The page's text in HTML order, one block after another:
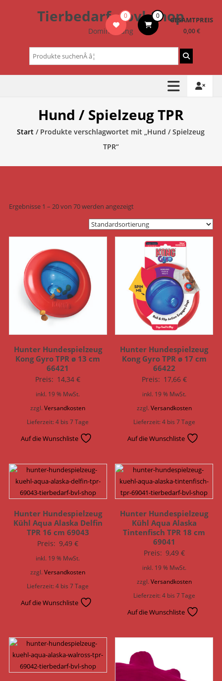
Tierbedarf – bvl-Shop
Dominik Lang
0 0 GESAMTPREIS
0,00 €
Suchen
nach:
Hund / Spielzeug TPR
Start / Produkte verschlagwortet mit „Hund / Spielzeug
TPR“
Ergebnisse 1 – 20 von 70 werden angezeigt
Hunter Hundespielzeug
Kong Gyro TPR ø 13 cm
66421
Preis: 14,34€
inkl. 19 % MwSt.
zzgl.Versandkosten
Lieferzeit:4 bis 7 Tage
Auf die Wunschliste
Hunter Hundespielzeug
Kong Gyro TPR ø 17 cm
66422
Preis: 17,66 €
inkl. 19 % MwSt.
zzgl. Versandkosten
Lieferzeit:4 bis 7 Tage
Auf die Wunschliste
Hunter Hundespielzeug
Kühl Aqua Alaska Delfin
TPR 16 cm 69043
Preis: 9,49€
inkl. 19 % MwSt.
zzgl.Versandkosten
Lieferzeit:4 bis 7 Tage
Auf die Wunschliste
Hunter Hundespielzeug
Kühl Aqua Alaska
Tintenfisch TPR 18 cm
69041
Preis: 9,49 €
inkl. 19 % MwSt.
zzgl. Versandkosten
Lieferzeit:4 bis 7 Tage
Auf die Wunschliste